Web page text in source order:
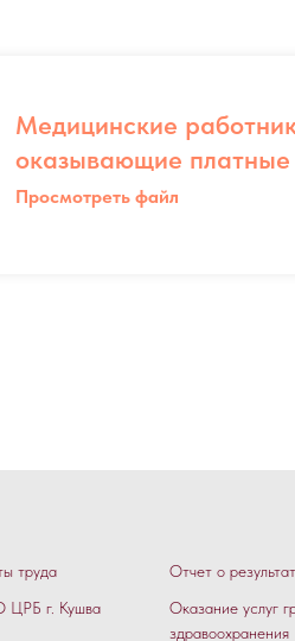
Медицинские
оказывающие платные
Просмотреть файл
труда
ЦРБ г. Кушва
Отчет о
Оказание услуг
здравоохранения